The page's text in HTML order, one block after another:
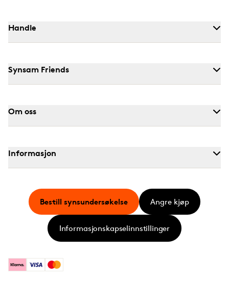
Handle
Synsam Friends
Om oss
Informasjon
KlarnaVisa Mastercard
Bestill synsundersøkelse Angre kjøp
Informasjonskapselinnstillinger